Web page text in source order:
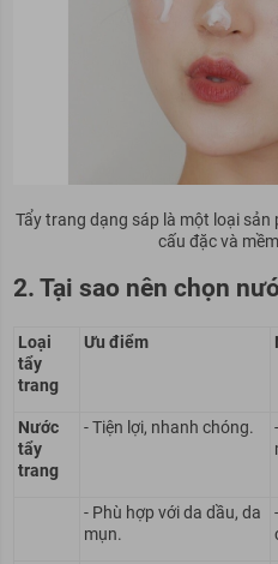
Tẩy trang dạng sáp là một loại
cấu đặc và
2. Tại sao nên chọn
Loại
tẩy
trang
Ưu điểm
Nước
tẩy
trang
- Tiện lợi, nhanh chóng.
- Phù hợp với da dầu, da
mụn.